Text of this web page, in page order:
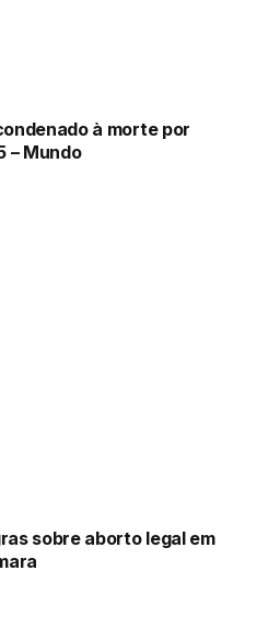
à morte por
– Mundo
sobre aborto legal em